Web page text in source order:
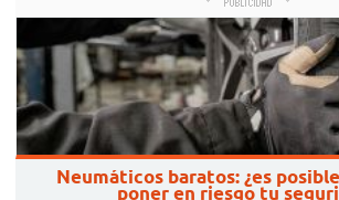
Neumáticos baratos: ¿es